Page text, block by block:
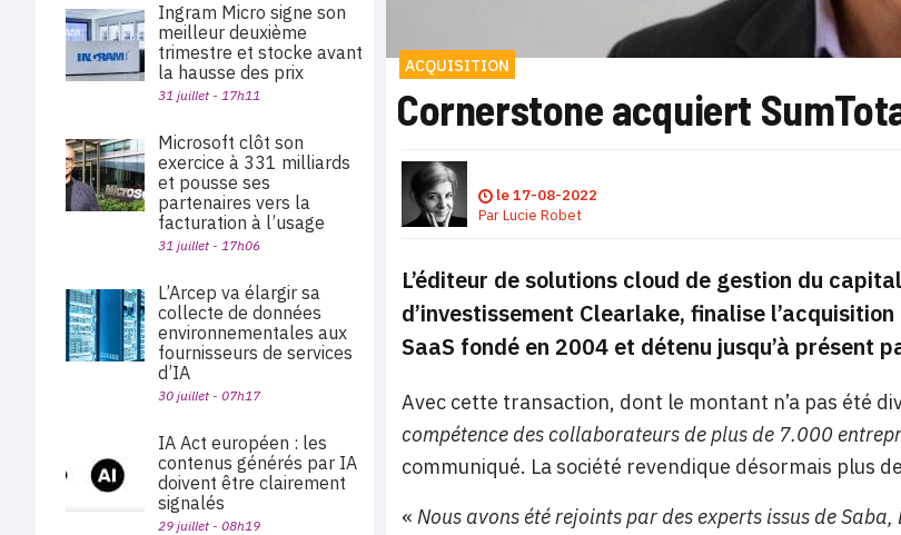
ACQUISITION
Cornerstone acquiert
le17-08-2022
ParLucie Robet
L’éditeur de solutions cloud de gestion du
d’investissement Clearlake, finalise
SaaS fondé en 2004 et détenu jusqu’à présent
Avec cette transaction, dont le montant n’a pas été
compétence des collaborateurs de plus de 7.000
communiqué. La société revendique désormais plus
« Nous avons été rejoints par des experts issus de Saba,
Ingram Micro signe son
meilleur deuxième
trimestre et stocke avant
la hausse des prix
31 juillet - 17h11
Microsoft clôt son
exercice à 331 milliards
et pousse ses
partenaires vers la
facturation à l’usage
31 juillet - 17h06
L’Arcep va élargir sa
collecte de données
environnementales aux
fournisseurs de services
d’IA
30 juillet - 07h17
IA Act européen : les
contenus générés par IA
doivent être clairement
signalés
29 juillet - 08h19